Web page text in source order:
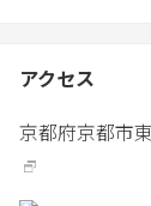
アクセス
京都府京都市